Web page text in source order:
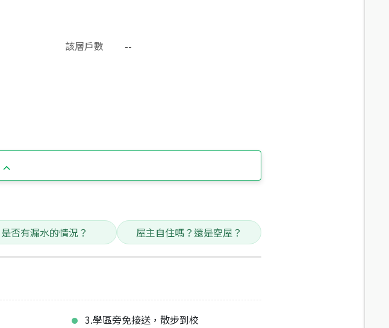
該層戶數
--
是否有漏水的情況？ 屋主自住嗎？還是空屋？
3.學區旁免接送，散步到校